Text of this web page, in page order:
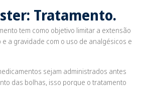
Tratamento.
tem como objetivo limitar a extensão
a gravidade com o uso de analgésicos e
sejam administrados antes
das bolhas, isso porque o tratamento